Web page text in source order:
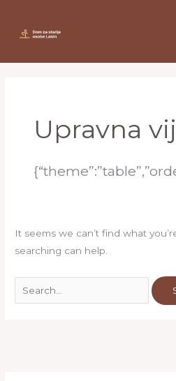
Upravna
It seems we can’t find what
searching can help.